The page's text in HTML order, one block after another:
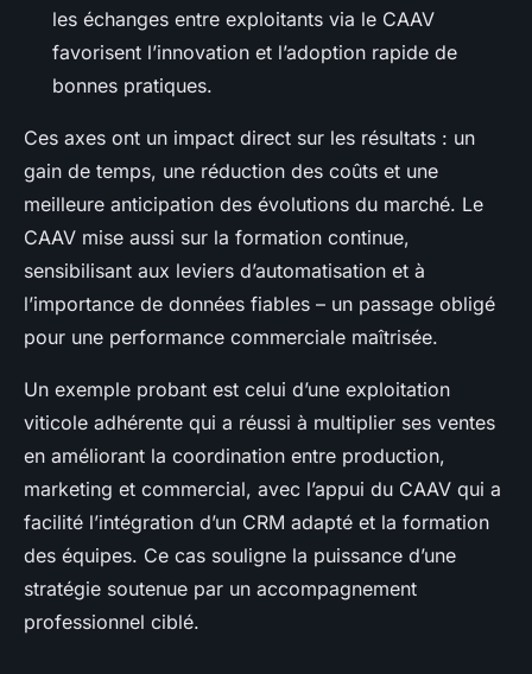
les échanges entre exploitants via le CAAV
favorisent l’innovation et l’adoption rapide de
bonnes pratiques.
Ces axes ont un impact direct sur les résultats : un
gain de temps, une réduction des coûts et une
meilleure anticipation des évolutions du marché. Le
CAAV mise aussi sur la formation continue,
sensibilisant aux leviers d’automatisation et à
l’importance de données fiables – un passage obligé
pour une performance commerciale maîtrisée.
Un exemple probant est celui d’une exploitation
viticole adhérente qui a réussi à multiplier ses ventes
en améliorant la coordination entre production,
marketing et commercial, avec l’appui du CAAV qui a
facilité l’intégration d’un CRM adapté et la formation
des équipes. Ce cas souligne la puissance d’une
stratégie soutenue par un accompagnement
professionnel ciblé.